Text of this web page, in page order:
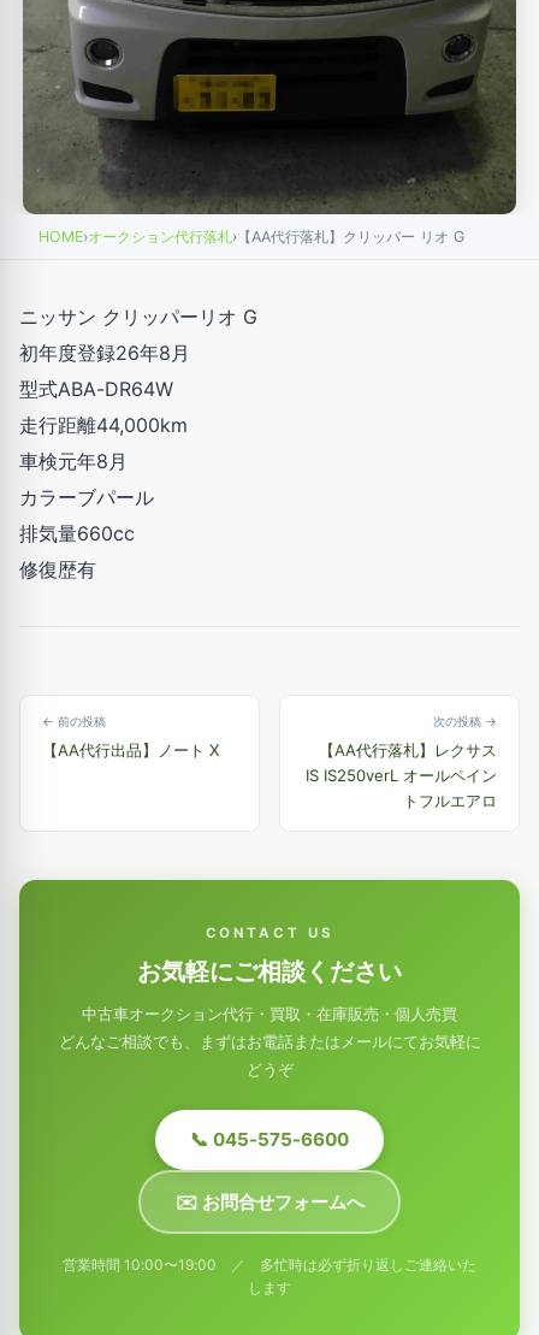
HOME›オークション代行落札› 【AA代行落札】クリッパー リオ G
ニッサン クリッパーリオ G
初年度登録26年8月
型式ABA-DR64W
走行距離44,000km
車検元年8月
カラーブパール
排気量660cc
修復歴有
← 前の投稿
【AA代行出品】ノート X
次の投稿 →
【AA代行落札】レクサス
IS IS250verL オールペイン
トフルエアロ
CONTACT US
お気軽にご相談ください
中古車オークション代行・買取・在庫販売・個人売買
どんなご相談でも、まずはお電話またはメールにてお気軽に
どうぞ
📞 045-575-6600
✉️ お問合せフォームへ
営業時間 10:00〜19:00 ／ 多忙時は必ず折り返しご連絡いた
します